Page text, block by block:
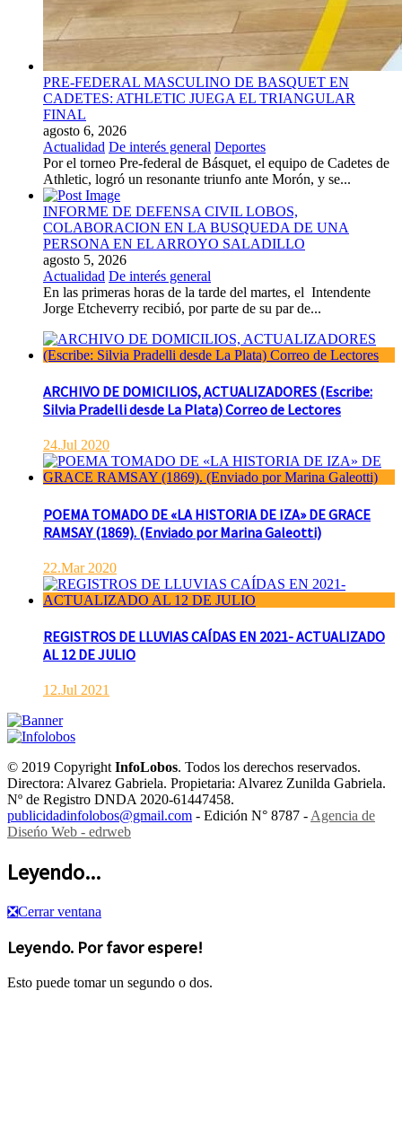
PRE-FEDERAL MASCULINO DE BASQUET EN
CADETES: ATHLETIC JUEGA EL TRIANGULAR
FINAL
agosto 6, 2026
Actualidad De interés general Deportes
Por el torneo Pre-federal de Básquet, el equipo de Cadetes de
Athletic, logró un resonante triunfo ante Morón, y se...
INFORME DE DEFENSA CIVIL LOBOS,
COLABORACION EN LA BUSQUEDA DE UNA
PERSONA EN EL ARROYO SALADILLO
agosto 5, 2026
Actualidad De interés general
En las primeras horas de la tarde del martes, el Intendente
Jorge Etcheverry recibió, por parte de su par de...
ARCHIVO DE DOMICILIOS, ACTUALIZADORES (Escribe:
Silvia Pradelli desde La Plata) Correo de Lectores
24.Jul 2020
POEMA TOMADO DE «LA HISTORIA DE IZA» DE GRACE
RAMSAY (1869). (Enviado por Marina Galeotti)
22.Mar 2020
REGISTROS DE LLUVIAS CAÍDAS EN 2021- ACTUALIZADO
AL 12 DE JULIO
12.Jul 2021
© 2019 CopyrightInfoLobos. Todos los derechos reservados.
Directora: Alvarez Gabriela. Propietaria: Alvarez Zunilda Gabriela.
Nº de Registro DNDA 2020-61447458.
publicidadinfolobos@gmail.com - Edición N° 8787 -Agencia de
Diseńo Web - edrweb
Leyendo...
❎Cerrar ventana
Leyendo. Por favor espere!
Esto puede tomar un segundo o dos.